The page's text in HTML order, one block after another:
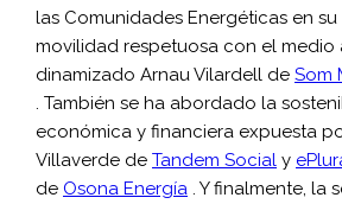
las Comunidades Energéticas en
movilidad respetuosa con el medio
dinamizado Arnau Vilardell de Som
. También se ha abordado la
económica y financiera expuesta
Villaverde de Tandem Social y
de Osona Energía . Y finalmente, la